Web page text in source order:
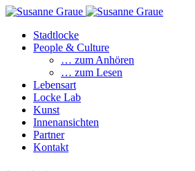
Stadtlocke
People & Culture
… zum Anhören
… zum Lesen
Lebensart
Locke Lab
Kunst
Innenansichten
Partner
Kontakt